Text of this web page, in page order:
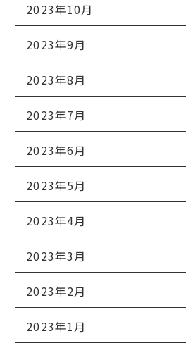
2023年10月
2023年9月
2023年8月
2023年7月
2023年6月
2023年5月
2023年4月
2023年3月
2023年2月
2023年1月